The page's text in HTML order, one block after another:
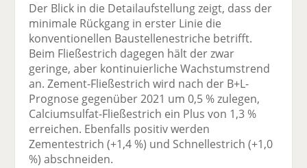
Der Blick in die Detailaufstellung zeigt, dass der
minimale Rückgang in erster Linie die
konventionellen Baustellenestriche betrifft.
Beim Fließestrich dagegen hält der zwar
geringe, aber kontinuierliche Wachstumstrend
an. Zement-Fließestrich wird nach der B+L-
Prognose gegenüber 2021 um 0,5 % zulegen,
Calciumsulfat-Fließestrich ein Plus von 1,3 %
erreichen. Ebenfalls positiv werden
Zementestrich (+1,4 %) und Schnellestrich (+1,0
%) abschneiden.